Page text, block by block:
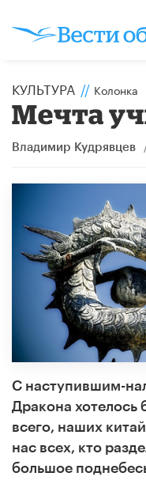
КУЛЬТУРА // Колонка
Мечта
Владимир Кудрявцев
С наступившим-
Дракона хотелось
всего, наших
нас всех, кто
большое